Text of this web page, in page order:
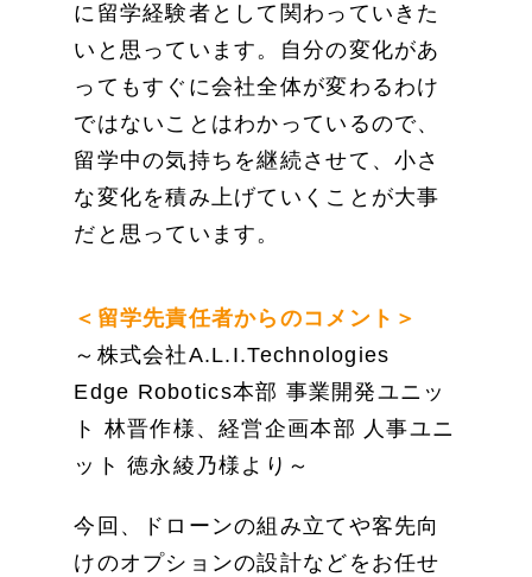
に留学経験者として関わっていきた
いと思っています。自分の変化があ
ってもすぐに会社全体が変わるわけ
ではないことはわかっているので、
留学中の気持ちを継続させて、小さ
な変化を積み上げていくことが大事
だと思っています。
＜留学先責任者からのコメント＞
～株式会社A.L.I.Technologies
Edge Robotics本部 事業開発ユニッ
ト 林晋作様、経営企画本部 人事ユニ
ット 徳永綾乃様より～
今回、ドローンの組み立てや客先向
けのオプションの設計などをお任せ